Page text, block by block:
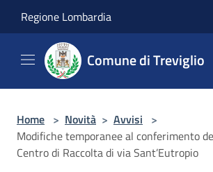
Regione Lombardia
Comune di Treviglio
Home > Novità > Avvisi >
Modifiche temporanee al conferimento
Centro di Raccolta di via Sant’Eutropio